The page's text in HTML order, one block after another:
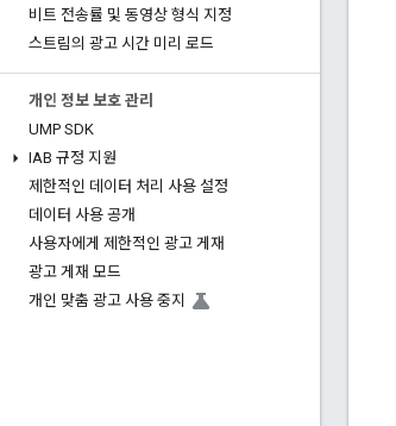
비트 전송률 및 동영상 형식 지정
스트림의 광고 시간 미리 로드
개인 정보 보호 관리
UMP SDK
IAB 규정 지원
제한적인 데이터 처리 사용 설정
데이터 사용 공개
사용자에게 제한적인 광고 게재
광고 게재 모드
개인 맞춤 광고 사용 중지